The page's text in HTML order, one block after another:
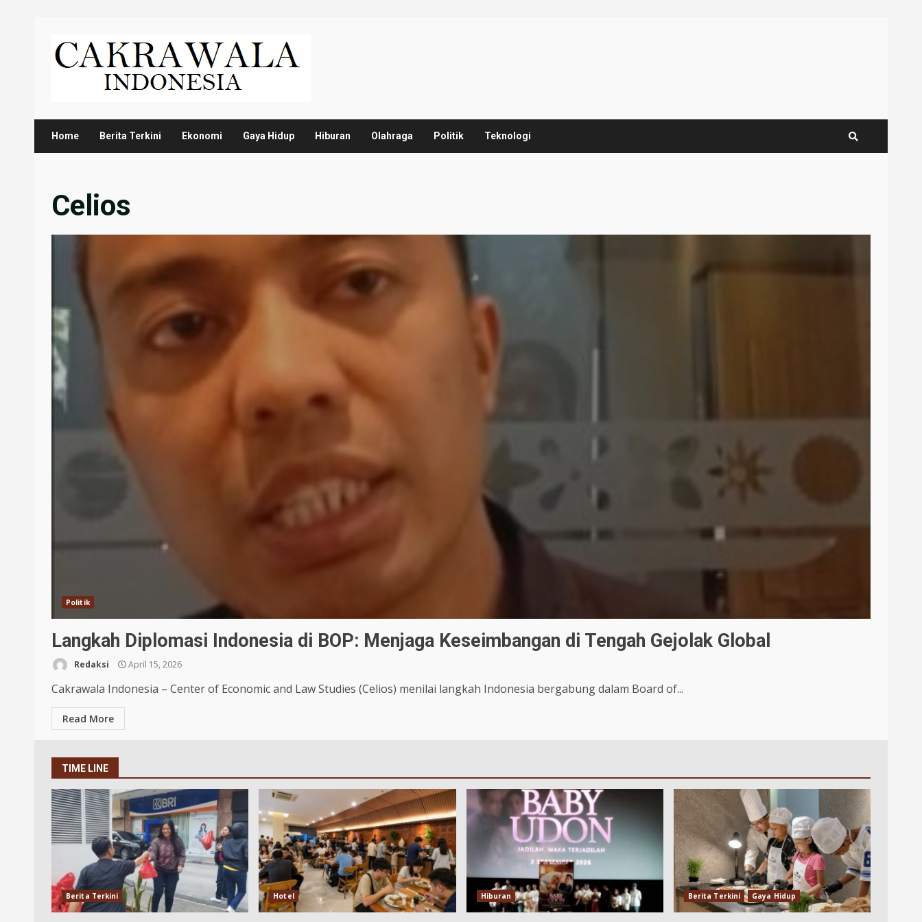
content
Home Berita Terkini Ekonomi Gaya Hidup Hiburan Olahraga Politik Teknologi
Celios
Politik
Langkah Diplomasi Indonesia di BOP: Menjaga Keseimbangan di Tengah Gejolak Global
Redaksi April 15, 2026
Cakrawala Indonesia – Center of Economic and Law Studies (Celios) menilai langkah Indonesia bergabung dalam Board of...
Read More
TIME LINE
Berita Terkini Hotel Hiburan Berita Terkini Gaya Hidup